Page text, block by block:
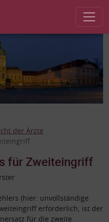
der Ärzte
für Zweiteingriff
(hier: unvollständige
erforderlich, ist der
für die zweite